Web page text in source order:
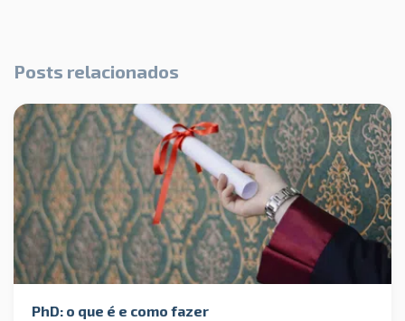
Posts relacionados
PhD: o que é e como fazer